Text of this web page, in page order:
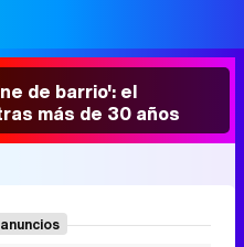
de barrio': el
más de 30 años